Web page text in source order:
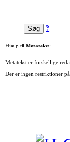
?
Hjælp til Metatekst:
Metatekst er forskellige
Der er ingen restriktioner